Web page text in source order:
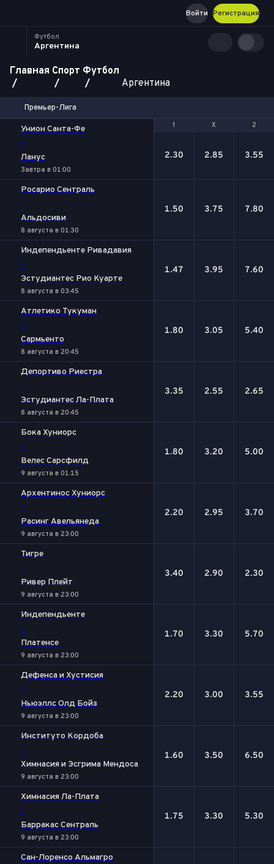
Регистрация
Войти
Футбол
Аргентина
Главная Спорт Футбол
Аргентина
Премьер-Лига
1 Х 2
Унион Санта-Фе
-
Ланус
Завтра в 01:00
1 Х 2
2.30 2.85 3.55
Росарио Сентраль
-
Альдосиви
8 августа в 01:30
1.50 3.75 7.80
Индепендьенте Ривадавия
-
Эстудиантес Рио Куарте
8 августа в 03:45
1.47 3.95 7.60
Атлетико Тукуман
-
Сармьенто
8 августа в 20:45
1.80 3.05 5.40
Депортиво Риестра
-
Эстудиантес Ла-Плата
8 августа в 20:45
3.35 2.55 2.65
Бока Хуниорс
-
Велес Сарсфилд
9 августа в 01:15
1.80 3.20 5.00
Архентинос Хуниорс
-
Расинг Авельянеда
9 августа в 23:00
2.20 2.95 3.70
Тигре
-
Ривер Плейт
9 августа в 23:00
3.40 2.90 2.30
Индепендьенте
-
Платенсе
9 августа в 23:00
1.70 3.30 5.70
Дефенса и Хустисия
-
Ньюэллс Олд Бойз
9 августа в 23:00
2.20 3.00 3.55
Институто Кордоба
-
Химнасия и Эсгрима Мендоса
9 августа в 23:00
1.60 3.50 6.50
Химнасия Ла-Плата
-
Барракас Сентраль
9 августа в 23:00
1.75 3.30 5.30
Сан-Лоренсо Альмагро